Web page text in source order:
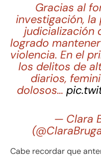
Gracias al
investigación, la
judicialización
logrado
violencia. En el
los delitos de
diarios,
dolosos…
— Clara
Cabe recordar que